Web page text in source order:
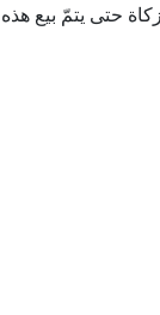
حتى يتمّ بيع